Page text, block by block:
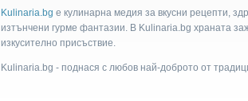
Kulinaria.bg e кулинарна медия за вкусни рецепти,
изтънчени гурме фантазии. В Kulinaria.bg храната
изкусително присъствие.
Kulinaria.bg - поднася с любов най-доброто от